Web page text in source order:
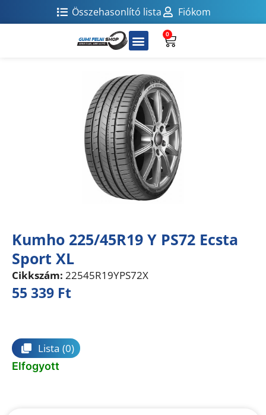
Összehasonlító lista Fiókom
0
Kumho 225/45R19 Y PS72 Ecsta
Sport XL
Cikkszám: 22545R19YPS72X
55 339 Ft
Lista (0)
Elfogyott